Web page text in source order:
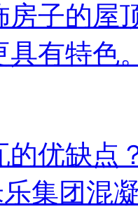
房子的屋
具有特色
的优缺点
集团混